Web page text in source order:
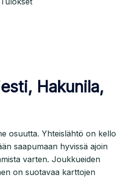
Hakunila,
osuutta. Yhteislähtö on kello
saapumaan hyvissä ajoin
varten. Joukkueiden
on suotavaa karttojen